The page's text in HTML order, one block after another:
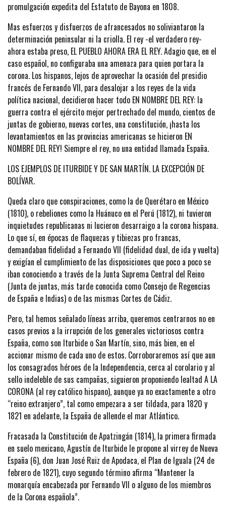
promulgación expedita del Estatuto de Bayona en 1808.
Mas esfuerzos y disfuerzos de afrancesados no soliviantaron la
determinación peninsular ni la criolla. El rey -el verdadero rey-
ahora estaba preso, EL PUEBLO AHORA ERA EL REY. Adagio que, en el
caso español, no configuraba una amenaza para quien portara la
corona. Los hispanos, lejos de aprovechar la ocasión del presidio
francés de Fernando VII, para desalojar a los reyes de la vida
política nacional, decidieron hacer todo EN NOMBRE DEL REY: la
guerra contra el ejército mejor pertrechado del mundo, cientos de
juntas de gobierno, nuevas cortes, una constitución, ¡hasta los
levantamientos en las provincias americanas se hicieron EN
NOMBRE DEL REY! Siempre el rey, no una entidad llamada España.
LOS EJEMPLOS DE ITURBIDE Y DE SAN MARTÍN. LA EXCEPCIÓN DE
BOLÍVAR.
Queda claro que conspiraciones, como la de Querétaro en México
(1810), o rebeliones como la Huánuco en el Perú (1812), ni tuvieron
inquietudes republicanas ni lucieron desarraigo a la corona hispana.
Lo que sí, en épocas de flaquezas y tibiezas pro francas,
demandaban fidelidad a Fernando VII (fidelidad dual, de ida y vuelta)
y exigían el cumplimiento de las disposiciones que poco a poco se
iban conociendo a través de la Junta Suprema Central del Reino
(Junta de juntas, más tarde conocida como Consejo de Regencias
de España e Indias) o de las mismas Cortes de Cádiz.
Pero, tal hemos señalado líneas arriba, queremos centrarnos no en
casos previos a la irrupción de los generales victoriosos contra
España, como son Iturbide o San Martín, sino, más bien, en el
accionar mismo de cada uno de estos. Corroboraremos así que aun
los consagrados héroes de la Independencia, cerca al corolario y al
sello indeleble de sus campañas, siguieron proponiendo lealtad A LA
CORONA (al rey católico hispano), aunque ya no exactamente a otro
“reino extranjero”, tal como empezara a ser tildada, para 1820 y
1821 en adelante, la España de allende el mar Atlántico.
Fracasada la Constitución de Apatzingán (1814), la primera firmada
en suelo mexicano, Agustín de Iturbide le propone al virrey de Nueva
España (6), don Juan José Ruiz de Apodaca, el Plan de Iguala (24 de
febrero de 1821), cuyo segundo término afirma “Mantener la
monarquía encabezada por Fernando VII o alguno de los miembros
de la Corona española”.